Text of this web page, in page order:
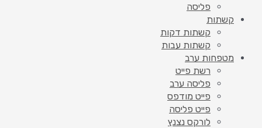
פליסה
קשתות
קשתות דקות
קשתות עבות
מטפחות ערב
רשת פייט
פליסה ערב
פייט מודפס
פייט פליסה
לורקס נצנץ